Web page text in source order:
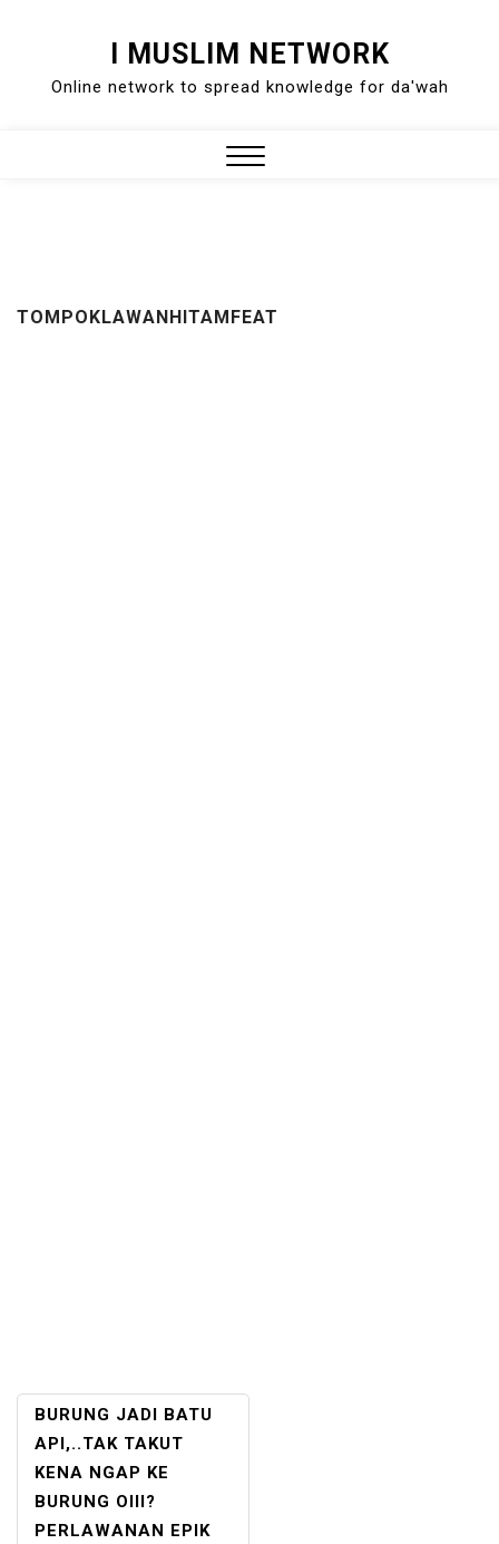
content
I MUSLIM NETWORK
Online network to spread knowledge for da'wah
TOMPOKLAWANHITAMFEAT
POST
NAVIGATION
BURUNG JADI BATU
API,..TAK TAKUT
KENA NGAP KE
BURUNG OIII?
PERLAWANAN EPIK